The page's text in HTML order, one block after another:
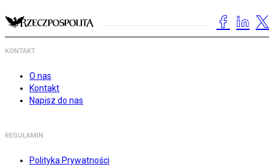
KONTAKT
O nas
Kontakt
Napisz do nas
REGULAMIN
Polityka Prywatności